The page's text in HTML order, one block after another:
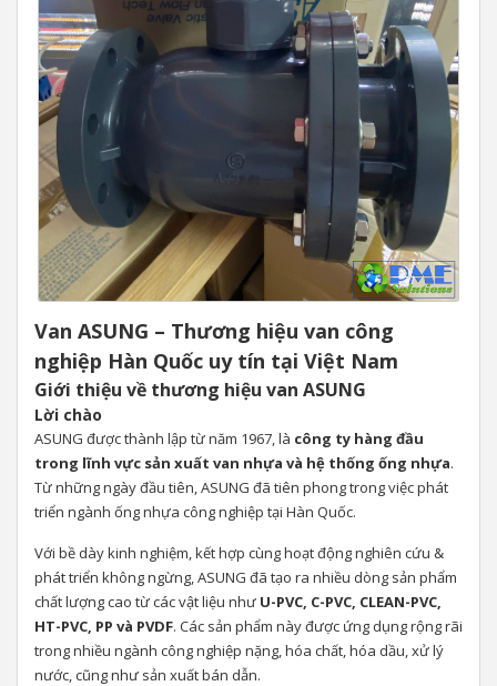
Van ASUNG – Thương hiệu van công
nghiệp Hàn Quốc uy tín tại Việt Nam
Giới thiệu về thương hiệu van ASUNG
Lời chào
ASUNG được thành lập từ năm 1967, là công ty hàng đầu
trong lĩnh vực sản xuất van nhựa và hệ thống ống nhựa.
Từ những ngày đầu tiên, ASUNG đã tiên phong trong việc phát
triển ngành ống nhựa công nghiệp tại Hàn Quốc.
Với bề dày kinh nghiệm, kết hợp cùng hoạt động nghiên cứu &
phát triển không ngừng, ASUNG đã tạo ra nhiều dòng sản phẩm
chất lượng cao từ các vật liệu như U-PVC, C-PVC, CLEAN-PVC,
HT-PVC, PP và PVDF. Các sản phẩm này được ứng dụng rộng rãi
trong nhiều ngành công nghiệp nặng, hóa chất, hóa dầu, xử lý
nước, cũng như sản xuất bán dẫn.